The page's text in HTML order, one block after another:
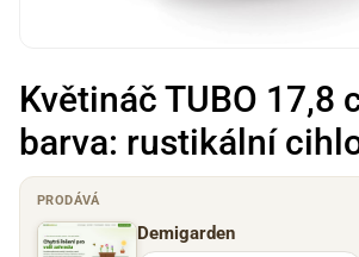
Květináč TUBO 17,8
barva: rustikální
PRODÁVÁ
Demigarden